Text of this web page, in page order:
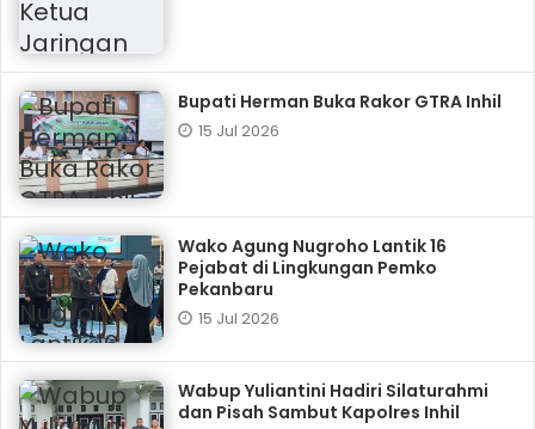
Bupati Herman Buka Rakor GTRA Inhil
15 Jul 2026
Wako Agung Nugroho Lantik 16
Pejabat di Lingkungan Pemko
Pekanbaru
15 Jul 2026
Wabup Yuliantini Hadiri Silaturahmi
dan Pisah Sambut Kapolres Inhil